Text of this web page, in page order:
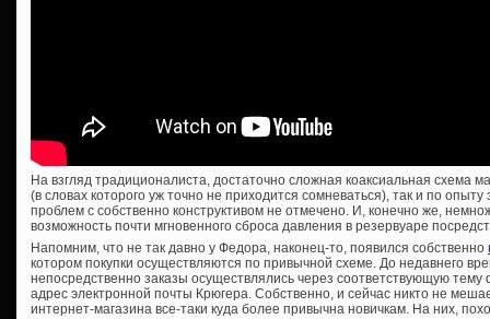
На взгляд традиционалиста, достаточно сложная коаксиальная схема
(в словах которого уж точно не приходится сомневаться), так и по
проблем с собственно конструктивом не отмечено. И, конечно же,
возможность почти мгновенного сброса давления в резервуаре
Напомним, что не так давно у Федора, наконец-то, появился собственно
котором покупки осуществляются по привычной схеме. До недавнего
непосредственно заказы осуществлялись через соответствующую
адрес электронной почты Крюгера. Собственно, и сейчас никто не
интернет-магазина все-таки куда более привычна новичкам. На них,